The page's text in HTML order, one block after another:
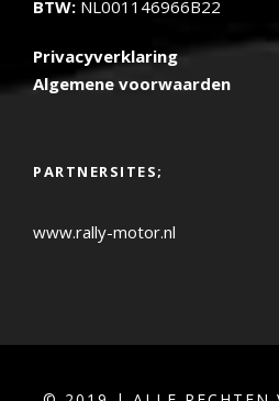
BTW: NL001146966B22
Privacyverklaring
Algemene voorwaarden
PARTNERSITES;
www.rally-motor.nl